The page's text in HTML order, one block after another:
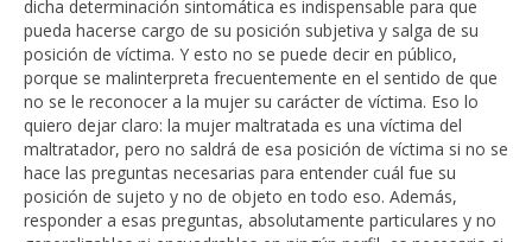
dicha determinación sintomática es indispensable para que
pueda hacerse cargo de su posición subjetiva y salga de su
posición de víctima. Y esto no se puede decir en público,
porque se malinterpreta frecuentemente en el sentido de que
no se le reconocer a la mujer su carácter de víctima. Eso lo
quiero dejar claro: la mujer maltratada es una víctima del
maltratador, pero no saldrá de esa posición de víctima si no se
hace las preguntas necesarias para entender cuál fue su
posición de sujeto y no de objeto en todo eso. Además,
responder a esas preguntas, absolutamente particulares y no